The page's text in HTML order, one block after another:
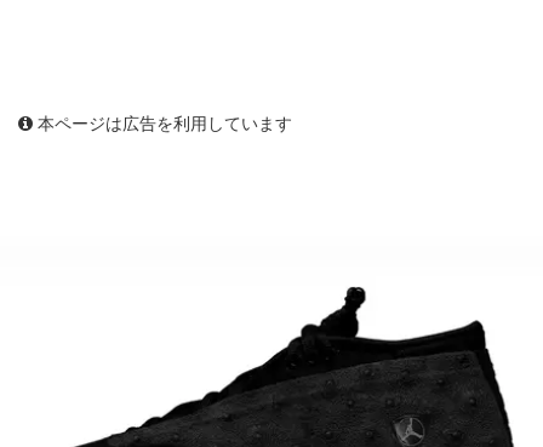
本ページは広告を利用しています